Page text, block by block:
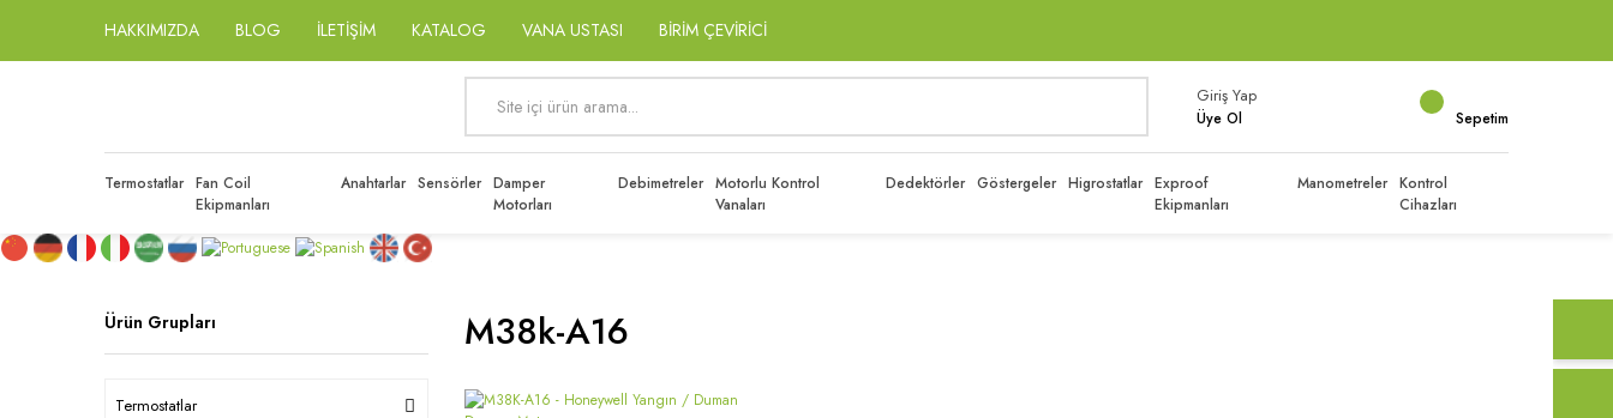
HAKKIMIZDA BLOG İLETİŞİM KATALOG VANA USTASI BİRİM ÇEVİRİCİ
Giriş Yap
Üye Ol Sepetim
Termostatlar Fan Coil
Ekipmanları
Anahtarlar Sensörler Damper
Motorları
Debimetreler Motorlu Kontrol
Vanaları
Dedektörler Göstergeler Higrostatlar Exproof
Ekipmanları
Manometreler Kontrol
Cihazları
Ürün Grupları
Termostatlar
M38k-A16